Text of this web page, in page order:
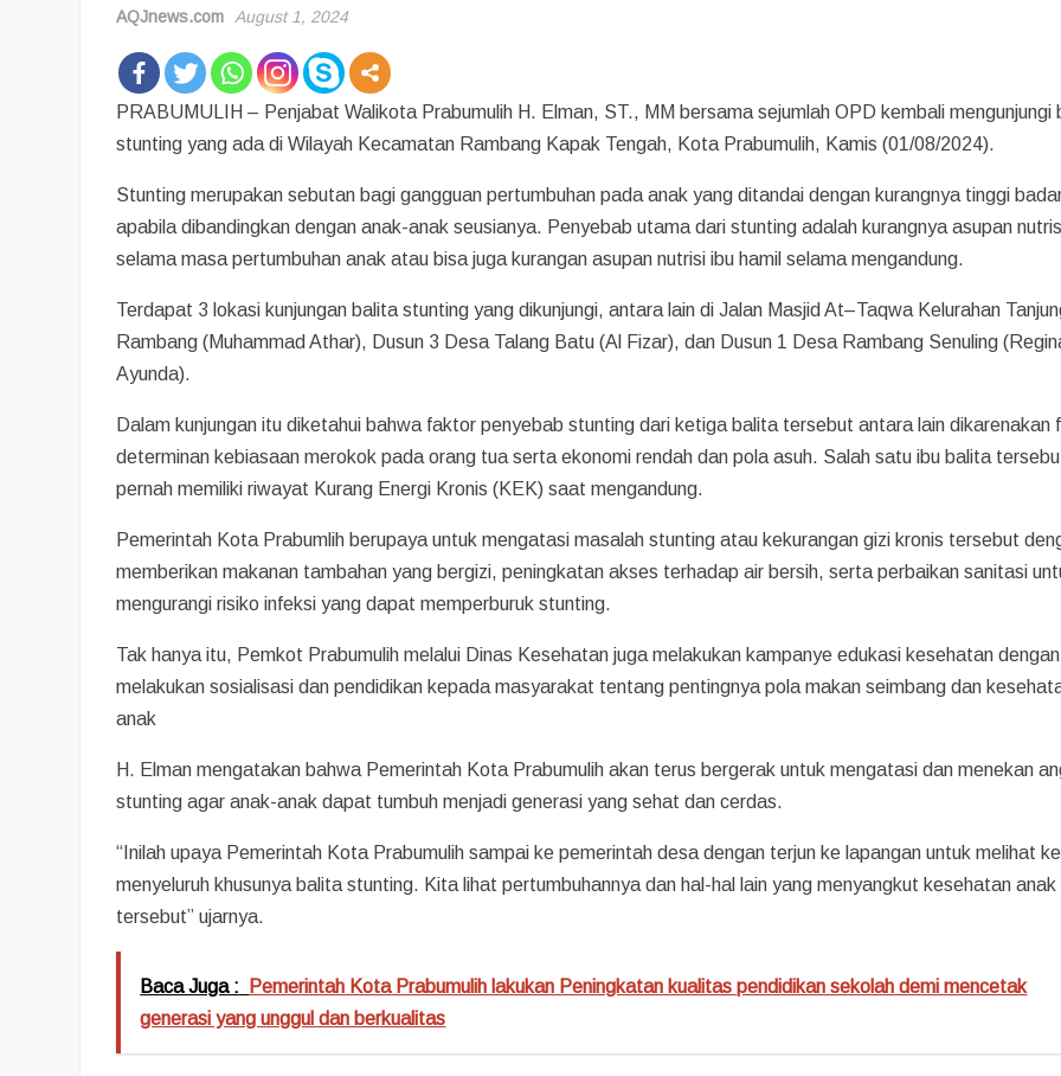
AQJnews.com August 1, 2024
PRABUMULIH – Penjabat Walikota Prabumulih H. Elman, ST., MM bersama sejumlah OPD kembali mengunjungi
stunting yang ada di Wilayah Kecamatan Rambang Kapak Tengah, Kota Prabumulih, Kamis (01/08/2024).
Stunting merupakan sebutan bagi gangguan pertumbuhan pada anak yang ditandai dengan kurangnya tinggi
apabila dibandingkan dengan anak-anak seusianya. Penyebab utama dari stunting adalah kurangnya asupan
selama masa pertumbuhan anak atau bisa juga kurangan asupan nutrisi ibu hamil selama mengandung.
Terdapat 3 lokasi kunjungan balita stunting yang dikunjungi, antara lain di Jalan Masjid At–Taqwa Kelurahan
Rambang (Muhammad Athar), Dusun 3 Desa Talang Batu (Al Fizar), dan Dusun 1 Desa Rambang Senuling
Ayunda).
Dalam kunjungan itu diketahui bahwa faktor penyebab stunting dari ketiga balita tersebut antara lain dikarenakan
determinan kebiasaan merokok pada orang tua serta ekonomi rendah dan pola asuh. Salah satu ibu balita
pernah memiliki riwayat Kurang Energi Kronis (KEK) saat mengandung.
Pemerintah Kota Prabumlih berupaya untuk mengatasi masalah stunting atau kekurangan gizi kronis tersebut
memberikan makanan tambahan yang bergizi, peningkatan akses terhadap air bersih, serta perbaikan sanitasi
mengurangi risiko infeksi yang dapat memperburuk stunting.
Tak hanya itu, Pemkot Prabumulih melalui Dinas Kesehatan juga melakukan kampanye edukasi kesehatan dengan
melakukan sosialisasi dan pendidikan kepada masyarakat tentang pentingnya pola makan seimbang dan
anak
H. Elman mengatakan bahwa Pemerintah Kota Prabumulih akan terus bergerak untuk mengatasi dan menekan
stunting agar anak-anak dapat tumbuh menjadi generasi yang sehat dan cerdas.
“Inilah upaya Pemerintah Kota Prabumulih sampai ke pemerintah desa dengan terjun ke lapangan untuk melihat
menyeluruh khusunya balita stunting. Kita lihat pertumbuhannya dan hal-hal lain yang menyangkut kesehatan anak
tersebut” ujarnya.
Baca Juga :
Pemerintah Kota Prabumulih lakukan Peningkatan kualitas pendidikan sekolah demi mencetak
generasi yang unggul dan berkualitas